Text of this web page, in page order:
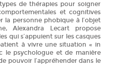
de thérapies pour soigner
et cognitives
la personne phobique à l’objet
Alexandra Lecart propose
qui s’appuient sur les casques
à vivre une situation « in
le psychologue et de manière
pouvoir l’appréhender dans le